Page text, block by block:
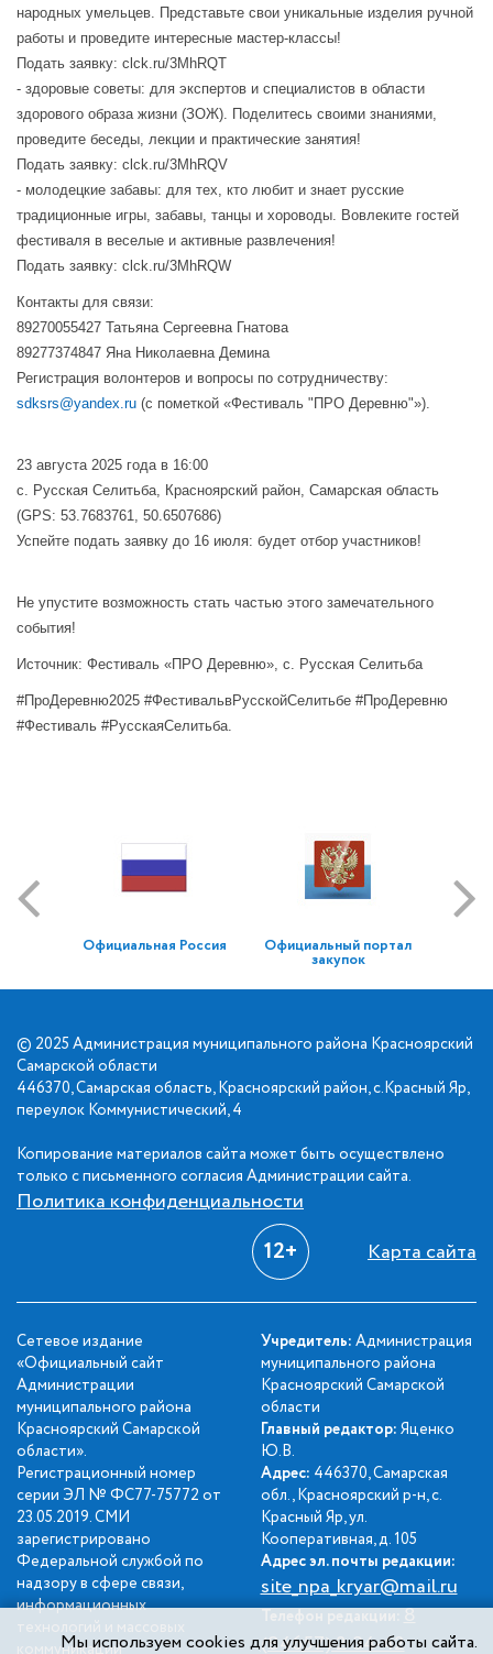
народных умельцев. Представьте свои уникальные изделия ручной
работы и проведите интересные мастер-классы!
Подать заявку: clck.ru/3MhRQT
- здоровые советы: для экспертов и специалистов в области
здорового образа жизни (ЗОЖ). Поделитесь своими знаниями,
проведите беседы, лекции и практические занятия!
Подать заявку: clck.ru/3MhRQV
- молодецкие забавы: для тех, кто любит и знает русские
традиционные игры, забавы, танцы и хороводы. Вовлеките гостей
фестиваля в веселые и активные развлечения!
Подать заявку: clck.ru/3MhRQW
Контакты для связи:
89270055427 Татьяна Сергеевна Гнатова
89277374847 Яна Николаевна Демина
Регистрация волонтеров и вопросы по сотрудничеству:
sdksrs@yandex.ru (с пометкой «Фестиваль "ПРО Деревню"»).
23 августа 2025 года в 16:00
с. Русская Селитьба, Красноярский район, Самарская область
(GPS: 53.7683761, 50.6507686)
Успейте подать заявку до 16 июля: будет отбор участников!
Не упустите возможность стать частью этого замечательного
события!
Источник: Фестиваль «ПРО Деревню», с. Русская Селитьба
#ПроДеревню2025 #ФестивальвРусскойСелитьбе #ПроДеревню
#Фестиваль #РусскаяСелитьба.
Официальная Россия Официальный портал
закупок
© 2025 Администрация муниципального района Красноярский
Самарской области
446370, Самарская область, Красноярский район, с.Красный Яр,
переулок Коммунистический, 4
Копирование материалов сайта может быть осуществлено
только с письменного согласия Администрации сайта.
Политика конфиденциальности
12+ Карта сайта
Сетевое издание
«Официальный сайт
Администрации
муниципального района
Красноярский Самарской
области».
Регистрационный номер
серии ЭЛ № ФС77-75772 от
23.05.2019. СМИ
зарегистрировано
Федеральной службой по
надзору в сфере связи,
информационных
технологий и массовых
коммуникаций
Учредитель: Администрация
муниципального района
Красноярский Самарской
области
Главный редактор: Яценко
Ю.В.
Адрес: 446370, Самарская
обл., Красноярский р-н, с.
Красный Яр, ул.
Кооперативная, д. 105
Адрес эл. почты редакции:
site_npa_kryar@mail.ru
Телефон редакции: 8
(84657) 2-34-42
Мы используем cookies для улучшения работы сайта.